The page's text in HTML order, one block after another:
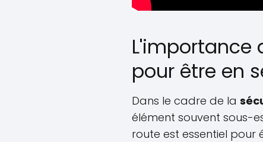
L'importance
pour être en
Dans le cadre de la
élément souvent sous-
route est essentiel pour